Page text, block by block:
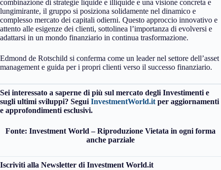
combinazione di strategie liquide e illiquide e una visione concreta e
lungimirante, il gruppo si posiziona solidamente nel dinamico e
complesso mercato dei capitali odierni. Questo approccio innovativo e
attento alle esigenze dei clienti, sottolinea l’importanza di evolversi e
adattarsi in un mondo finanziario in continua trasformazione.
Edmond de Rotschild si conferma come un leader nel settore dell’asset
management e guida per i propri clienti verso il successo finanziario.
Sei interessato a saperne di più sul mercato degli Investimenti e
sugli ultimi sviluppi? Segui InvestmentWorld.it per aggiornamenti
e approfondimenti esclusivi.
Fonte: Investment World – Riproduzione Vietata in ogni forma
anche parziale
Iscriviti alla Newsletter di Investment World.it